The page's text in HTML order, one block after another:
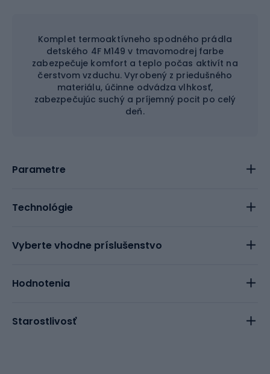
Komplet termoaktívneho spodného prádla
detského 4F M149 v tmavomodrej farbe
zabezpečuje komfort a teplo počas aktivít na
čerstvom vzduchu. Vyrobený z priedušného
materiálu, účinne odvádza vlhkosť,
zabezpečujúc suchý a príjemný pocit po celý
deň.
Parametre
Technológie
Vyberte vhodne príslušenstvo
Hodnotenia
Starostlivosť